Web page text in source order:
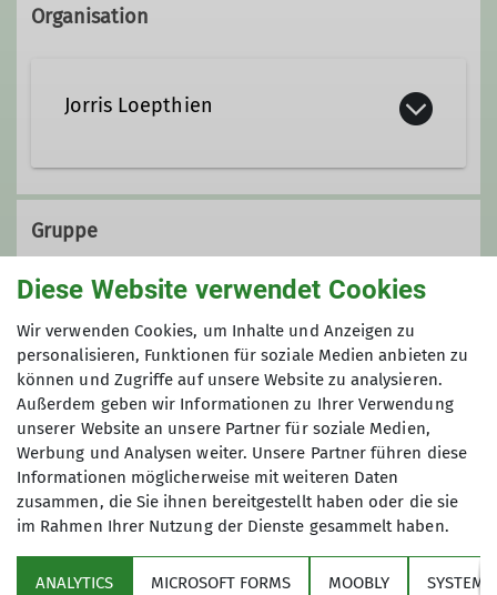
Organisation
Jorris Loepthien
jorris.loepthien@dav-
Gruppe
De Wuid’n Gamsn (Ab 14 Jahren)
Neben den fixen Terminen verabreden
wir uns auch öfters zu weiteren
Touren und Veranstaltungen. Neue
Kletter- und Bergbegeisterte sind
jederzeit willkommen. Meld’s euch
Über den Verein
Diese Website verwendet Cookies
Wir verwenden Cookies, um Inhalte und Anzeigen zu
personalisieren, Funktionen für soziale Medien anbieten zu
können und Zugriffe auf unsere Website zu analysieren.
Außerdem geben wir Informationen zu Ihrer Verwendung
unserer Website an unsere Partner für soziale Medien,
Werbung und Analysen weiter. Unsere Partner führen diese
Informationen möglicherweise mit weiteren Daten
zusammen, die Sie ihnen bereitgestellt haben oder die sie
im Rahmen Ihrer Nutzung der Dienste gesammelt haben.
ANALYTICS MICROSOFT FORMS MOOBLY SYSTEM